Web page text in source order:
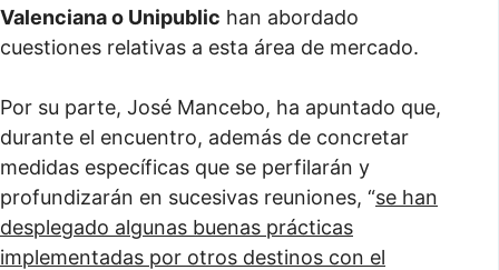
Valenciana o Unipublic han abordado
cuestiones relativas a esta área de mercado.
Por su parte, José Mancebo, ha apuntado que,
durante el encuentro, además de concretar
medidas específicas que se perfilarán y
profundizarán en sucesivas reuniones, “se han
desplegado algunas buenas prácticas
implementadas por otros destinos con el